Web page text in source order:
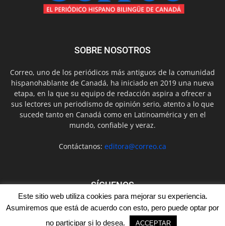
SOBRE NOSOTROS
Correo, uno de los periódicos más antiguos de la comunidad
hispanohablante de Canadá, ha iniciado en 2019 una nueva
etapa, en la que su equipo de redacción aspira a ofrecer a
sus lectores un periodismo de opinión serio, atento a lo que
sucede tanto en Canadá como en Latinoamérica y en el
mundo, confiable y veraz.
Contáctanos: editora@correo.ca
SÍGUENOS
Este sitio web utiliza cookies para mejorar su experiencia.
Asumiremos que está de acuerdo con esto, pero puede optar por
no participar si lo desea.
ACCEPTAR